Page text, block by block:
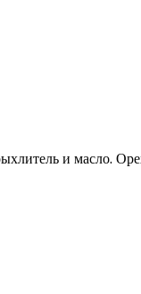
и масло.